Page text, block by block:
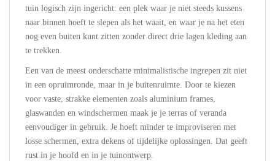
tuin logisch zijn ingericht: een plek waar je niet steeds kussens
naar binnen hoeft te slepen als het waait, en waar je na het eten
nog even buiten kunt zitten zonder direct drie lagen kleding aan
te trekken.
Een van de meest onderschatte minimalistische ingrepen zit niet
in een opruimronde, maar in je buitenruimte. Door te kiezen
voor vaste, strakke elementen zoals aluminium frames,
glaswanden en windschermen maak je je terras of veranda
eenvoudiger in gebruik. Je hoeft minder te improviseren met
losse schermen, extra dekens of tijdelijke oplossingen. Dat geeft
rust in je hoofd en in je tuinontwerp.